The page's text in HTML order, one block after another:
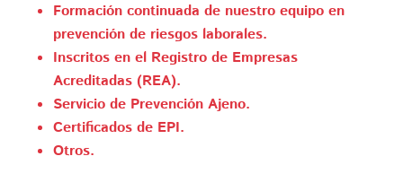
Formación continuada de nuestro equipo en
prevención de riesgos laborales.
Inscritos en el Registro de Empresas
Acreditadas (REA).
Servicio de Prevención Ajeno.
Certificados de EPI.
Otros.